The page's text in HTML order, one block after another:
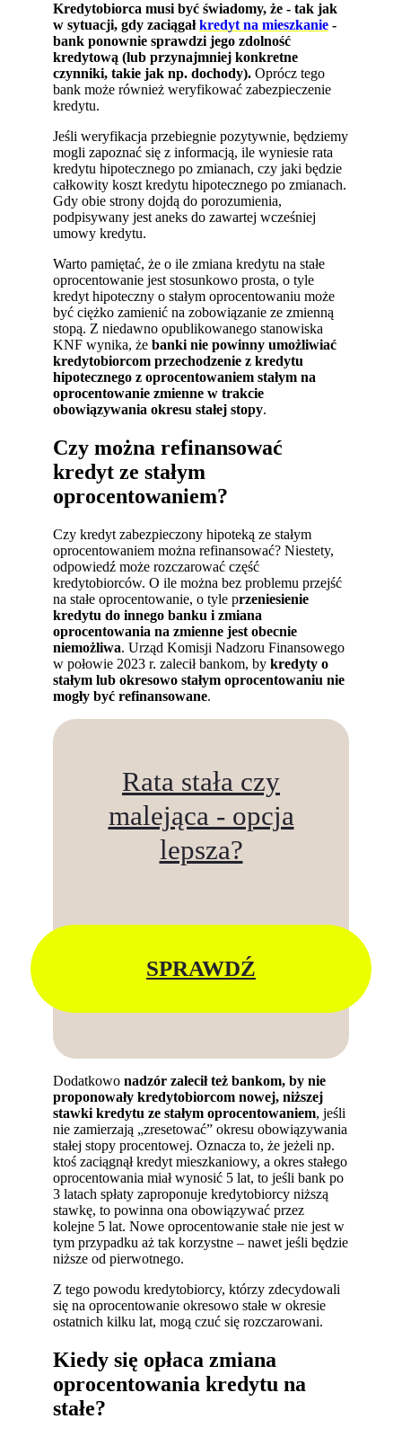
Kredytobiorca musi być świadomy, że - tak jak
w sytuacji, gdy zaciągałkredyt na mieszkanie -
bank ponownie sprawdzi jego zdolność
kredytową (lub przynajmniej konkretne
czynniki, takie jak np. dochody). Oprócz tego
bank może również weryfikować zabezpieczenie
kredytu.
Jeśli weryfikacja przebiegnie pozytywnie, będziemy
mogli zapoznać się z informacją, ile wyniesie rata
kredytu hipotecznego po zmianach, czy jaki będzie
całkowity koszt kredytu hipotecznego po zmianach.
Gdy obie strony dojdą do porozumienia,
podpisywany jest aneks do zawartej wcześniej
umowy kredytu.
Warto pamiętać, że o ile zmiana kredytu na stałe
oprocentowanie jest stosunkowo prosta, o tyle
kredyt hipoteczny o stałym oprocentowaniu może
być ciężko zamienić na zobowiązanie ze zmienną
stopą. Z niedawno opublikowanego stanowiska
KNF wynika, żebanki nie powinny umożliwiać
kredytobiorcom przechodzenie z kredytu
hipotecznego z oprocentowaniem stałym na
oprocentowanie zmienne w trakcie
obowiązywania okresu stałej stopy.
Czy można refinansować
kredyt ze stałym
oprocentowaniem?
Czy kredyt zabezpieczony hipoteką ze stałym
oprocentowaniem można refinansować? Niestety,
odpowiedź może rozczarować część
kredytobiorców. O ile można bez problemu przejść
na stałe oprocentowanie, o tyle przeniesienie
kredytu do innego banku i zmiana
oprocentowania na zmienne jest obecnie
niemożliwa. Urząd Komisji Nadzoru Finansowego
w połowie 2023 r. zalecił bankom, bykredyty o
stałym lub okresowo stałym oprocentowaniu nie
mogły być refinansowane.
Rata stała czy
malejąca - opcja
lepsza?
SPRAWDŹ
Dodatkowonadzór zalecił też bankom, by nie
proponowały kredytobiorcom nowej, niższej
stawki kredytu ze stałym oprocentowaniem, jeśli
nie zamierzają „zresetować” okresu obowiązywania
stałej stopy procentowej. Oznacza to, że jeżeli np.
ktoś zaciągnął kredyt mieszkaniowy, a okres stałego
oprocentowania miał wynosić 5 lat, to jeśli bank po
3 latach spłaty zaproponuje kredytobiorcy niższą
stawkę, to powinna ona obowiązywać przez
kolejne 5 lat. Nowe oprocentowanie stałe nie jest w
tym przypadku aż tak korzystne – nawet jeśli będzie
niższe od pierwotnego.
Z tego powodu kredytobiorcy, którzy zdecydowali
się na oprocentowanie okresowo stałe w okresie
ostatnich kilku lat, mogą czuć się rozczarowani.
Kiedy się opłaca zmiana
oprocentowania kredytu na
stałe?